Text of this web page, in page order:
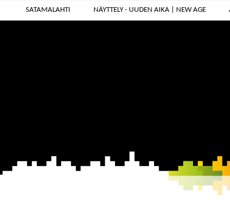
SATAMALAHTI NÄYTTELY - UUDEN AIKA | NEW AGE